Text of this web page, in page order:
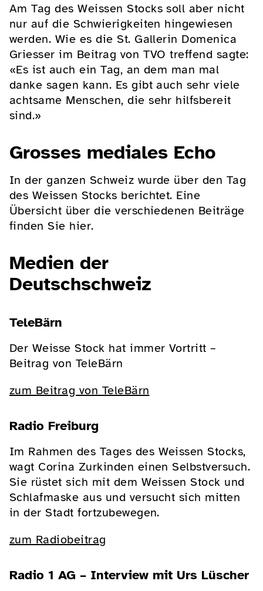
Am Tag des Weissen Stocks soll aber nicht
nur auf die Schwierigkeiten hingewiesen
werden. Wie es die St. Gallerin Domenica
Griesser im Beitrag von TVO treffend sagte:
«Es ist auch ein Tag, an dem man mal
danke sagen kann. Es gibt auch sehr viele
achtsame Menschen, die sehr hilfsbereit
sind.»
Grosses mediales Echo
In der ganzen Schweiz wurde über den Tag
des Weissen Stocks berichtet. Eine
Übersicht über die verschiedenen Beiträge
finden Sie hier.
Medien der
Deutschschweiz
TeleBärn
Der Weisse Stock hat immer Vortritt –
Beitrag von TeleBärn
zum Beitrag von TeleBärn
Radio Freiburg
Im Rahmen des Tages des Weissen Stocks,
wagt Corina Zurkinden einen Selbstversuch.
Sie rüstet sich mit dem Weissen Stock und
Schlafmaske aus und versucht sich mitten
in der Stadt fortzubewegen.
zum Radiobeitrag
Radio 1 AG – Interview mit Urs Lüscher